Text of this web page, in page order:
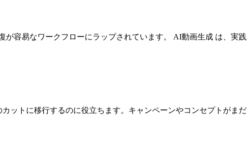
容易なワークフローにラップされています。 AI動画生成 は、実践
ットに移行するのに役立ちます。キャンペーンやコンセプトがまだ